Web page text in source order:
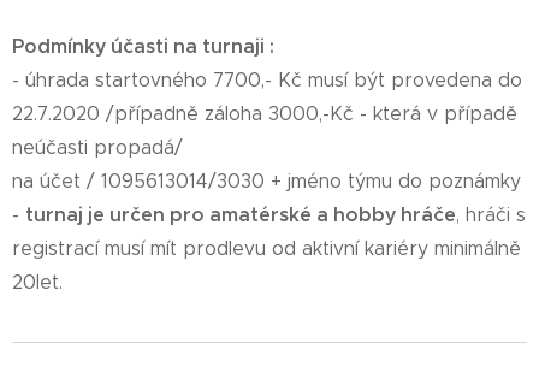
Podmínky účasti na turnaji :
- úhrada startovného 7700,- Kč musí být provedena do
22.7.2020 /případně záloha 3000,-Kč - která v případě
neúčasti propadá/
na účet / 1095613014/3030 + jméno týmu do poznámky
- turnaj je určen pro amatérské a hobby hráče, hráči s
registrací musí mít prodlevu od aktivní kariéry minimálně
20let.